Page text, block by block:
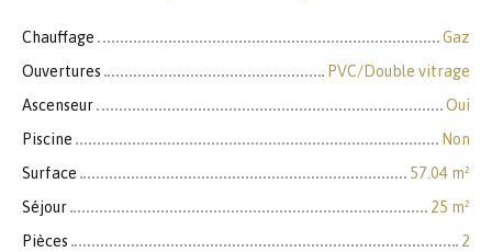
Chauffage
Gaz
Ouvertures
PVC/Double vitrage
Ascenseur
Oui
Piscine
Non
Surface
57.04 m²
Séjour
25 m²
Pièces
2